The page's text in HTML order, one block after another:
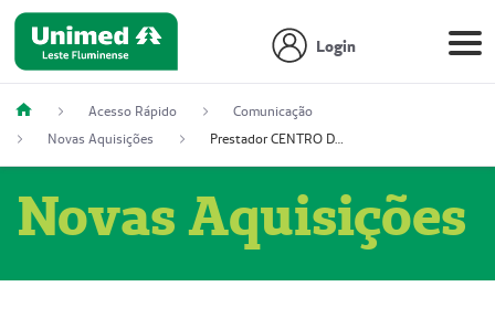
Login
Acesso Rápido
Comunicação
Novas Aquisições
Prestador CENTRO DE ONCOLOGIA
Novas Aquisições